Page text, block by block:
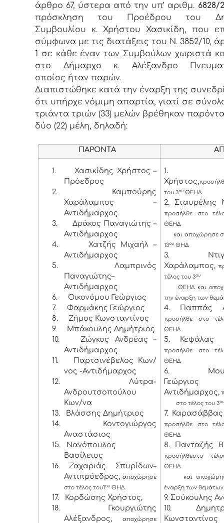
άρθρο 67, ύστερα από την υπ’ αριθμ. 6828/
πρόσκληση του Προέδρου του
Συμβουλίου κ. Χρήστου Χασικίδη, που
σύμφωνα με τις διατάξεις του Ν. 3852/10,
1 σε κάθε έναν των Συμβούλων χωριστά
στο Δήμαρχο κ. Αλέξανδρο
οποίος ήταν παρών.
Διαπιστώθηκε κατά την έναρξη της
ότι υπήρχε νόμιμη απαρτία, γιατί σε
τριάντα τριών (33) μελών βρέθηκαν παρόντα
δύο (22) μέλη, δηλαδή:
ΠΑΡΟΝΤΑ
1.
Χασικίδης Χρήστος –
Πρόεδρος
2.
Καμπούρης
Χαράλαμπος –
Αντιδήμαρχος
3.
Δράκος Παναγιώτης –
Αντιδήμαρχος
4.
Χατζής Μιχαήλ –
Αντιδήμαρχος
5.
Λαμπρινός
Παναγιώτης–
Αντιδήμαρχος
6.
Οικονόμου Γεώργιος
7.
Φαρμάκης Γεώργιος
8.
Ζήμος Κωνσταντίνος
9.
Μπάκουλης Δημήτριος
10.
Ζώγκος Ανδρέας –
Αντιδήμαρχος
11.
Παρτσινέβελος Κων/
νος -Αντιδήμαρχος
12.
Λύτρα-
Ανδρουτσοπούλου
Κων/να
13.
Βλάσσης Δημήτριος
14.
Κοντογιώργος
Αναστάσιος
15.
Νανόπουλος
Βασίλειος
16.
Ζαχαριάς Σπυρίδων–
Αντιπρόεδρος, αποχώρησε
στο τέλος του1ου ΘΗΔ
17.
Κορδώσης Χρήστος,
18.
Γκουργιώτης
Αλέξανδρος,
αποχώρησε
1
Χρήστος,
του 3ου ΘΕΗΔ
2. Σταυρέλης
προσήλθε στο
ΘΕΗΔ
και αποχώρησε
13ου ΘΗΔ
3.
Χαράλαμπος,
τέλος του 3ου
ΘΕΗΔ και
την έναρξη των
4. Παππάς
προσήλθε στο
ΘΕΗΔ
5. Κεφάλας
προσήλθε στο
ΘΕΗΔ
6.
Αντιδήμαρχος,
στο τέλος του 3
7. Καρασάββας
προσήλθε στο
ΘΕΗΔ
8. Πανταζής
προσήλθεστο
ΘΕΗΔ
και
έναρξη των
9. Σούκουλης
10.
Κωνσταντίνος